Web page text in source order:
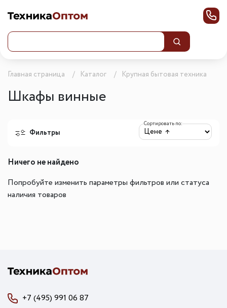
Главная страница Каталог Крупная бытовая техника
Шкафы винные
Фильтры
Сортировать по:
Ничего не найдено
Попробуйте изменить параметры фильтров или статуса
наличия товаров
+7 (495) 991 06 87